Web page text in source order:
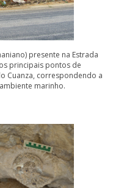
presente na Estrada
principais pontos de
Cuanza, correspondendo a
marinho.